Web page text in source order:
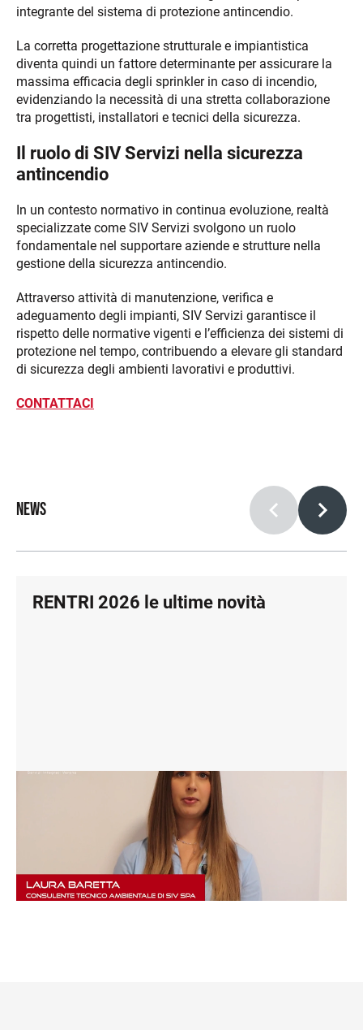
integrante del sistema di protezione antincendio.
La corretta progettazione strutturale e impiantistica
diventa quindi un fattore determinante per assicurare la
massima efficacia degli sprinkler in caso di incendio,
evidenziando la necessità di una stretta collaborazione
tra progettisti, installatori e tecnici della sicurezza.
Il ruolo di SIV Servizi nella sicurezza
antincendio
In un contesto normativo in continua evoluzione, realtà
specializzate come SIV Servizi svolgono un ruolo
fondamentale nel supportare aziende e strutture nella
gestione della sicurezza antincendio.
Attraverso attività di manutenzione, verifica e
adeguamento degli impianti, SIV Servizi garantisce il
rispetto delle normative vigenti e l’efficienza dei sistemi di
protezione nel tempo, contribuendo a elevare gli standard
di sicurezza degli ambienti lavorativi e produttivi.
CONTATTACI
NEWS
RENTRI 2026 le ultime novità